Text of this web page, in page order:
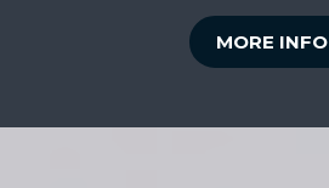
MORE INFO